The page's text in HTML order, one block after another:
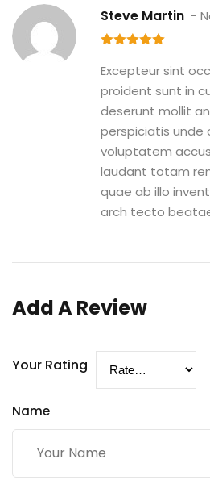
Steve Martin
Excepteur sint
proident sunt in
deserunt mollit
perspiciatis unde
voluptatem
laudant totam
quae ab illo
arch tecto
Add A Review
Your Rating
Name